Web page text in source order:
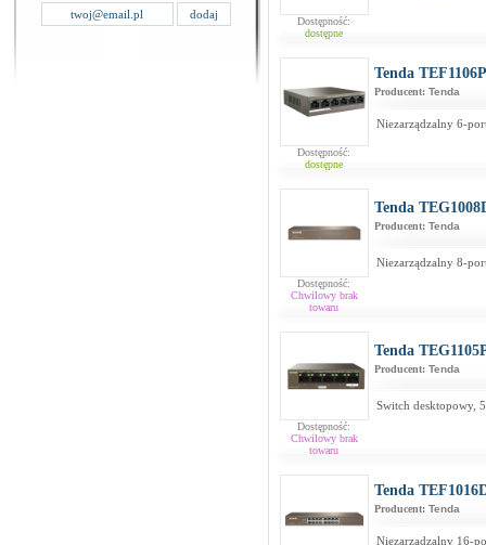
Dostępność:
dostępne
Dostępność:
dostępne
Tenda
Producent: Tenda
Niezarządzalny 6-
Dostępność:
Chwilowy brak
towaru
Tenda
Producent: Tenda
Niezarządzalny 8-
Dostępność:
Chwilowy brak
towaru
Tenda
Producent: Tenda
Switch desktopowy,
Tenda
Producent: Tenda
Niezarządzalny 16-